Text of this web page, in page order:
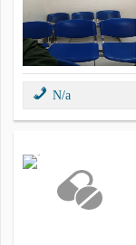
N/a